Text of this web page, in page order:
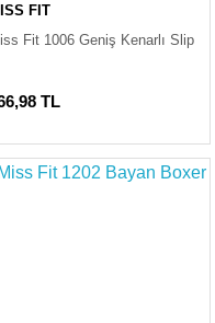
FIT
Fit 1006 Geniş Kenarlı Slip
TL